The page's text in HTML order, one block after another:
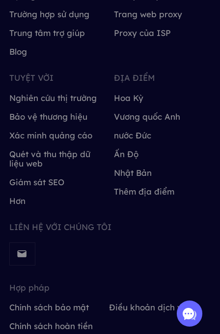
Trường hợp sử dụng
Trung tâm trợ giúp
Blog
Trang web proxy
Proxy của ISP
TUYỆT VỜI
Nghiên cứu thị trường
Bảo vệ thương hiệu
Xác minh quảng cáo
Quét và thu thập dữ
liệu web
Giám sát SEO
Hơn
ĐỊA ĐIỂM
Hoa Kỳ
Vương quốc Anh
nước Đức
Ấn Độ
Nhật Bản
Thêm địa điểm
LIÊN HỆ VỚI CHÚNG TÔI
Hợp pháp
Chính sách bảo mật
Điều khoản dịch vụ
Chính sách hoàn tiền